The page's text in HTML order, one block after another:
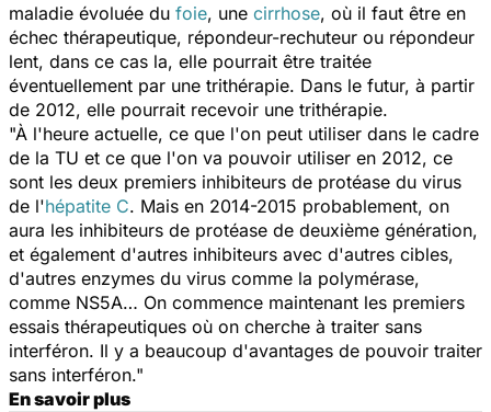
maladie évoluée du foie, une cirrhose, où il faut être en
échec thérapeutique, répondeur-rechuteur ou répondeur
lent, dans ce cas la, elle pourrait être traitée
éventuellement par une trithérapie. Dans le futur, à partir
de 2012, elle pourrait recevoir une trithérapie.
"À l'heure actuelle, ce que l'on peut utiliser dans le cadre
de la TU et ce que l'on va pouvoir utiliser en 2012, ce
sont les deux premiers inhibiteurs de protéase du virus
de l'hépatite C. Mais en 2014-2015 probablement, on
aura les inhibiteurs de protéase de deuxième génération,
et également d'autres inhibiteurs avec d'autres cibles,
d'autres enzymes du virus comme la polymérase,
comme NS5A… On commence maintenant les premiers
essais thérapeutiques où on cherche à traiter sans
interféron. Il y a beaucoup d'avantages de pouvoir traiter
sans interféron."
En savoir plus